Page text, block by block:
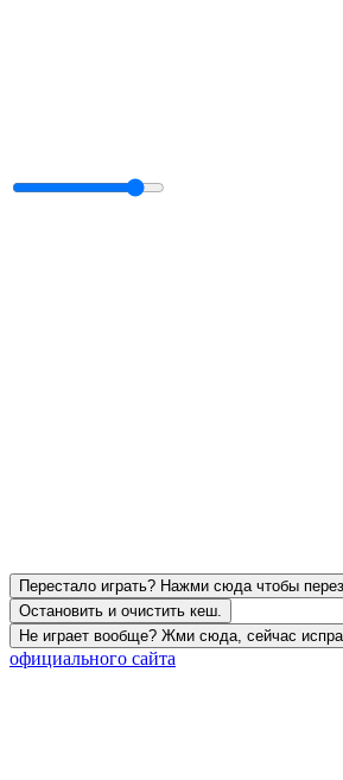
Перестало играть? Нажми сюда чтобы
Остановить и очистить кеш.
Не играет вообще? Жми сюда, сейчас
официального сайта